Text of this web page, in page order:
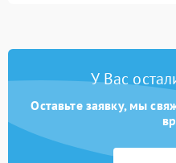
Постоянные сбои в работе
У Вас
Оставьте заявку, мы